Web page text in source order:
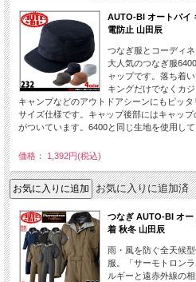
AUTO-BI オートバイ
電防止 山田辰
つなぎ服とコーディ
大人気のつなぎ服
ャップです。落ち着
キングだけでなくカ
キャンプなどのアウトドアシーンにもピッ
サイズ仕様です。キャップ後部にはキャッ
がついています。6400と同じ生地を使用して
価格： 1,392円(税込)
お気に入りに追加済
つなぎ AUTO-BI オー
着 秋冬 山田辰
雨・風を防ぐ全天候
服。「サーモトロン
ルギーと遠赤外線の